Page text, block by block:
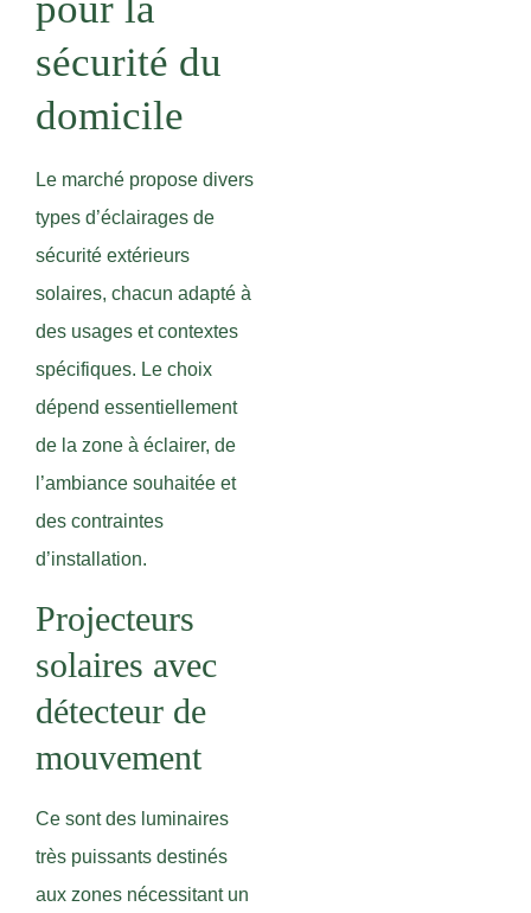
sécurité du
domicile
Le marché propose divers
types d’éclairages de
sécurité extérieurs
solaires, chacun adapté à
des usages et contextes
spécifiques. Le choix
dépend essentiellement
de la zone à éclairer, de
l’ambiance souhaitée et
des contraintes
d’installation.
Projecteurs
solaires avec
détecteur de
mouvement
Ce sont des luminaires
très puissants destinés
aux zones nécessitant un